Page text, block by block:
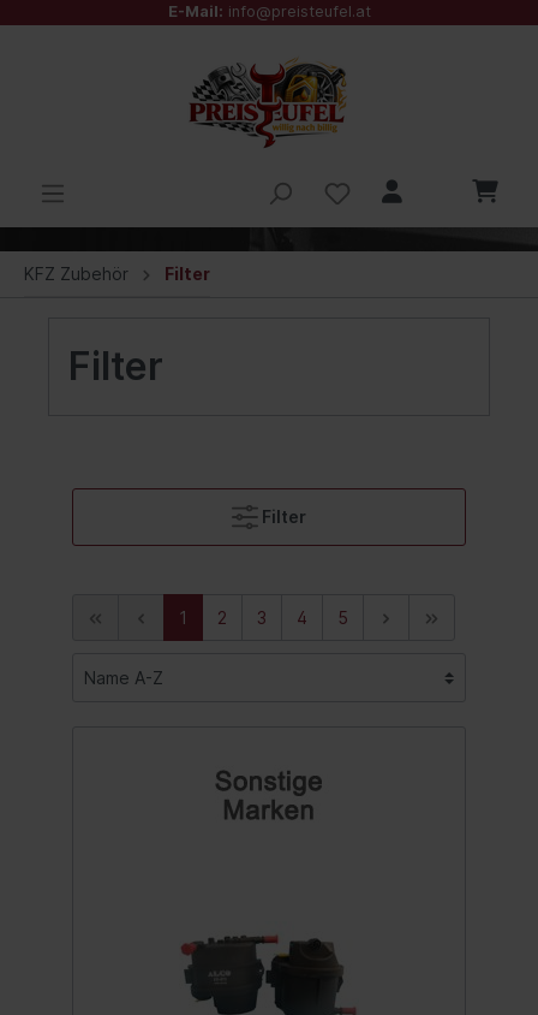
E-Mail: info@preisteufel.at
KFZ Zubehör Filter
Filter
Filter
1 2 3 4 5